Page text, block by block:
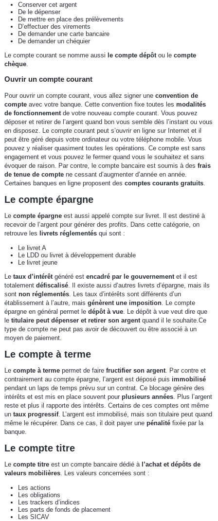
Conserver cet argent
De le dépenser
De mettre en place des prélèvements
D’effectuer des virements
De demander une carte bancaire
De demander un chéquier
Le compte courant se nomme aussi le compte dépôtou le compte
chèque.
Ouvrir un compte courant
Pour ouvrir un compte courant, vous allez signer une convention de
compteavec votre banque. Cette convention fixe toutes les modalités
de fonctionnementde votre nouveau compte courant. Vous pouvez
déposer et retirer de l’argent quand bon vous semble dès l’instant ou vous
en disposez. Le compte courant peut s’ouvrir en ligne sur Internet et il
peut être géré depuis votre ordinateur ou votre téléphone mobile. Vous
pouvez y réaliser quasiment toutes les opérations. Ce compte est sans
engagement et vous pouvez le fermer quand vous le souhaitez et sans
évoquer de raison. Par contre, le compte bancaire est soumis à des frais
de tenue de comptene cessant d’augmenter d’année en année.
Certaines banques en ligne proposent des comptes courants gratuits.
Le compte épargne
Le compte épargneest aussi appelé compte sur livret. Il est destiné à
recevoir de l’argent pour générer des profits. Dans cette catégorie, on
retrouve les
livrets réglementésqui sont :
Le livret A
Le LDD ou livret à développement durable
Le livret jeune
Le taux d’intérêtgénéré est encadré par le gouvernementet il est
totalement défiscalisé. Il existe aussi d’autres livrets d’épargne, mais ils
sont non réglementés. Les taux d’intérêts sont différents d’un
établissement à l’autre, mais génèrent une imposition. Le compte
épargne en général permet le dépôt à vue. Le dépôt à vue veut dire que
le titulaire peut dépenser et retirer son argentquand il le souhaite.Ce
type de compte ne peut pas avoir de découvert ou être associé à un
moyen de paiement.
Le compte à terme
Le compte à termepermet de faire fructifier son argent. Par contre et
contrairement au compte épargne, l’argent est déposé puis immobilisé
pendant un laps de temps prévu sur un contrat. Ce blocage génère des
intérêts et est mis en place souvent pour plusieurs années. Plus l’argent
reste et plus il rapporte des intérêts. Certains de ces comptes ont même
un taux progressif. L’argent est immobilisé, mais son titulaire peut quand
même le récupérer. Dans ce cas, il doit payer une pénalité fixée par la
banque.
Le compte titre
Le compte titreest un compte bancaire dédié à l’achat et dépôts de
valeurs mobilières. Les valeurs concernées sont :
Les actions
Les obligations
Les trackers d’indices
Les parts de fonds de placement
Les SICAV